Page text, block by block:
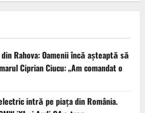
Rahova: Oamenii încă așteaptă să
Ciprian Ciucu: „Am comandat o
intră pe piața din România.